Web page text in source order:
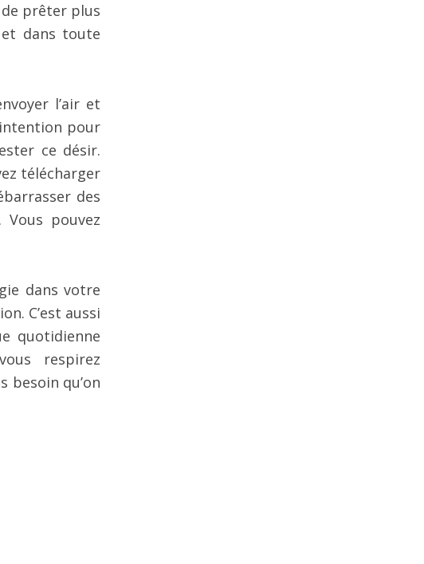
prêter plus
dans toute
l’air et
pour
ce désir.
télécharger
des
pouvez
dans votre
C’est aussi
quotidienne
respirez
besoin qu’on